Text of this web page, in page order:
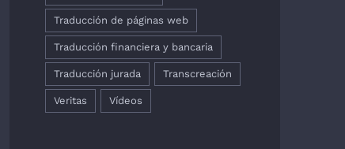
Traducción de páginas web
Traducción financiera y bancaria
Traducción jurada Transcreación
Veritas Vídeos